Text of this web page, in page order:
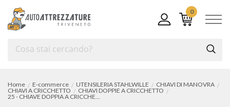
0
Home E-commerce UTENSILERIA STAHLWILLE
CHIAVI DI MANOVRA
CHIAVI A CRICCHETTO
CHIAVI DOPPIE A CRICCHETTO
25 - CHIAVE DOPPIA A CRICCHETTO mm 14x15